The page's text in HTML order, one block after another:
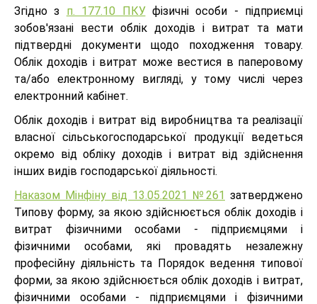
Згідно з п. 177.10 ПКУфізичні особи - підприємці
зобов'язані вести облік доходів і витрат та мати
підтвердні документи щодо походження товару.
Облік доходів і витрат може вестися в паперовому
та/або електронному вигляді, у тому числі через
електронний кабінет.
Облік доходів і витрат від виробництва та реалізації
власної сільськогосподарської продукції ведеться
окремо від обліку доходів і витрат від здійснення
інших видів господарської діяльності.
Наказом Мінфіну від 13.05.2021 №261 затверджено
Типову форму, за якою здійснюється облік доходів і
витрат фізичними особами - підприємцями і
фізичними особами, які провадять незалежну
професійну діяльність та Порядок ведення типової
форми, за якою здійснюється облік доходів і витрат,
фізичними особами - підприємцями і фізичними